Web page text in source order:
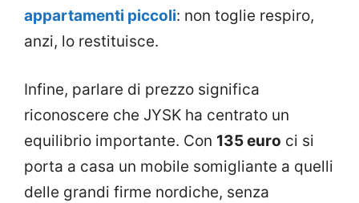
appartamenti piccoli: non toglie respiro,
anzi, lo restituisce.
Infine, parlare di prezzo significa
riconoscere che JYSK ha centrato un
equilibrio importante. Con 135 euro ci si
porta a casa un mobile somigliante a quelli
delle grandi firme nordiche, senza